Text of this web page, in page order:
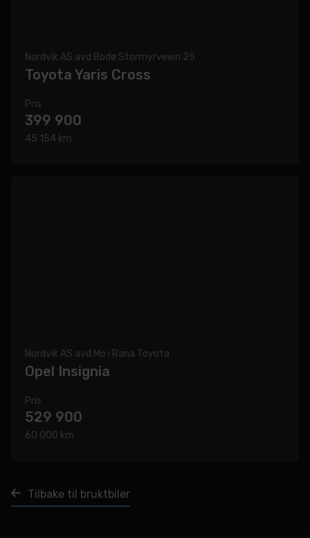
Nordvik AS avd Bodø Stormyrveien 25
Toyota Yaris Cross
Pris
399 900
45 154 km
Nordvik AS avd Mo i Rana Toyota
Opel Insignia
Pris
529 900
60 000 km
Tilbake til bruktbiler